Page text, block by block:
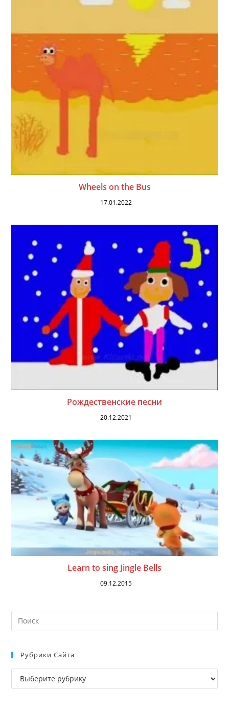
Wheels on the Bus
17.01.2022
Рождественские песни
20.12.2021
Learn to sing Jingle Bells
09.12.2015
Рубрики Сайта
Рубрики
сайта